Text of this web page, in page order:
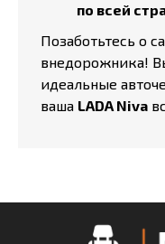
по всей
Позаботьтесь о
внедорожника!
идеальные
ваша LADA Niva